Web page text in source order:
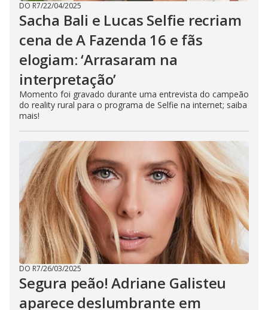
DO R7/22/04/2025
Sacha Bali e Lucas Selfie recriam
cena de A Fazenda 16 e fãs
elogiam: ‘Arrasaram na
interpretação’
Momento foi gravado durante uma entrevista do campeão
do reality rural para o programa de Selfie na internet; saiba
mais!
DO R7/26/03/2025
Segura peão! Adriane Galisteu
aparece deslumbrante em